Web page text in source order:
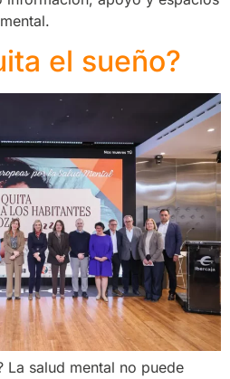
el sueño?
La salud mental no puede